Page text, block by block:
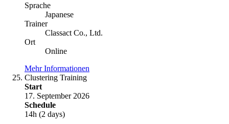
Sprache
Japanese
Trainer
Classact Co., Ltd.
Ort
Online
Mehr Informationen
Clustering Training
Start
17. September 2026
Schedule
14h (2 days)